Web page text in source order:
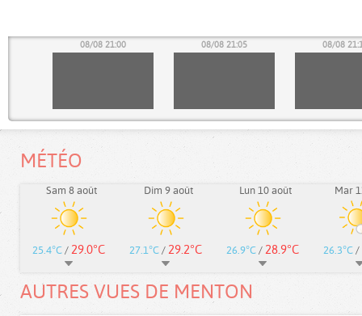
08/08 21:00 08/08 21:05 08/08
MÉTÉO
Sam 8 août
25.4°C / 29.0°C
Dim 9 août
27.1°C / 29.2°C
Lun 10 août
26.9°C / 28.9°C
Mar
26.3°C /
AUTRES VUES DE MENTON